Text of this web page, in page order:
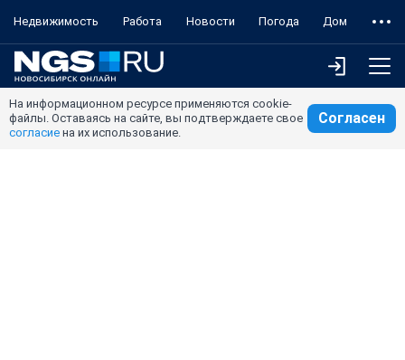
Недвижимость Работа Новости Погода Дом
На информационном ресурсе применяются cookie-
файлы. Оставаясь на сайте, вы подтверждаете свое
согласие на их использование.
Согласен